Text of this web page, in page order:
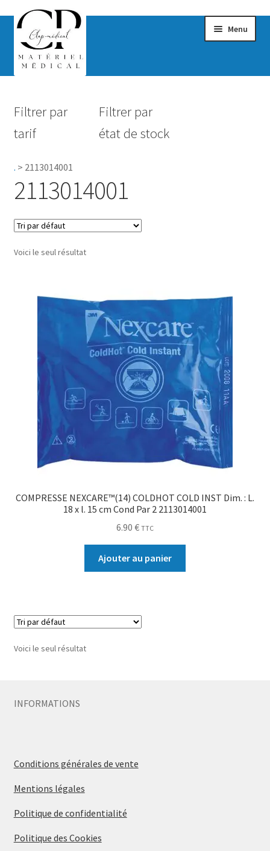
Menu
Hygiène
Accessoires Salle de bain
Filtrer par
tarif
Filtrer par
état de stock
. > 2113014001
2113014001
Voici le seul résultat
COMPRESSE NEXCARE™(14) COLDHOT COLD INST Dim. : L.
18 x l. 15 cm Cond Par 2 2113014001
6.90 € TTC
Ajouter au panier
Voici le seul résultat
INFORMATIONS
Conditions générales de vente
Mentions légales
Politique de confidentialité
Politique des Cookies